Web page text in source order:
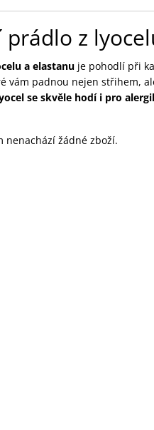
prádlo z
a elastanuje pohodlí při
vám padnou nejen střihem,
se skvěle hodí i pro
nenachází žádné zboží.